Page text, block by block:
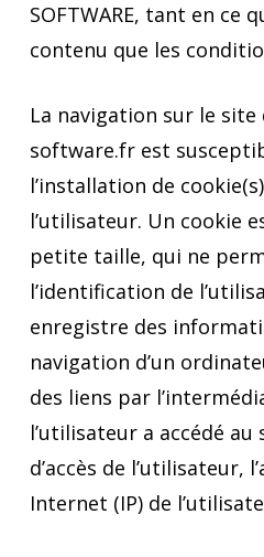
SOFTWARE, tant en ce
contenu que les
La navigation sur le site
software.fr est
l’installation de
l’utilisateur. Un cookie
petite taille, qui ne
l’identification de
enregistre des
navigation d’un
des liens par
l’utilisateur a accédé
d’accès de l’utilisateur,
Internet (IP) de